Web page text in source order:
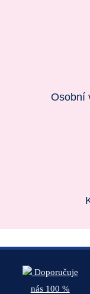
Osobní
Doporučuje
nás 100 %